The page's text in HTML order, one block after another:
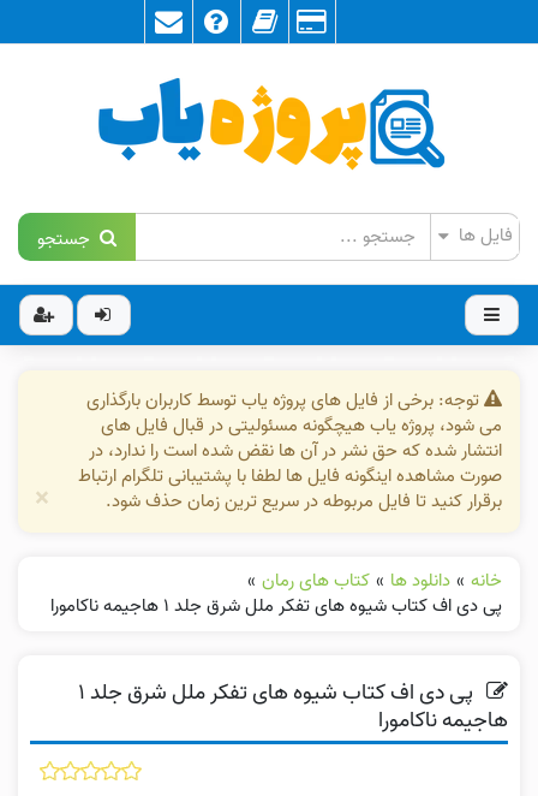
جستجو
توجه: برخی از فایل های پروژه یاب توسط کاربران بارگذاری
می شود، پروژه یاب هیچگونه مسئولیتی در قبال فایل های
انتشار شده که حق نشر در آن ها نقض شده است را ندارد، در
صورت مشاهده اینگونه فایل ها لطفا با پشتیبانی تلگرام ارتباط
برقرار کنید تا فایل مربوطه در سریع ترین زمان حذف شود.
×
خانه » دانلود ها » کتاب های رمان »
پی دی اف کتاب شیوه های تفکر ملل شرق جلد ۱ هاجیمه ناکامورا
پی دی اف کتاب شیوه های تفکر ملل شرق جلد ۱
هاجیمه ناکامورا